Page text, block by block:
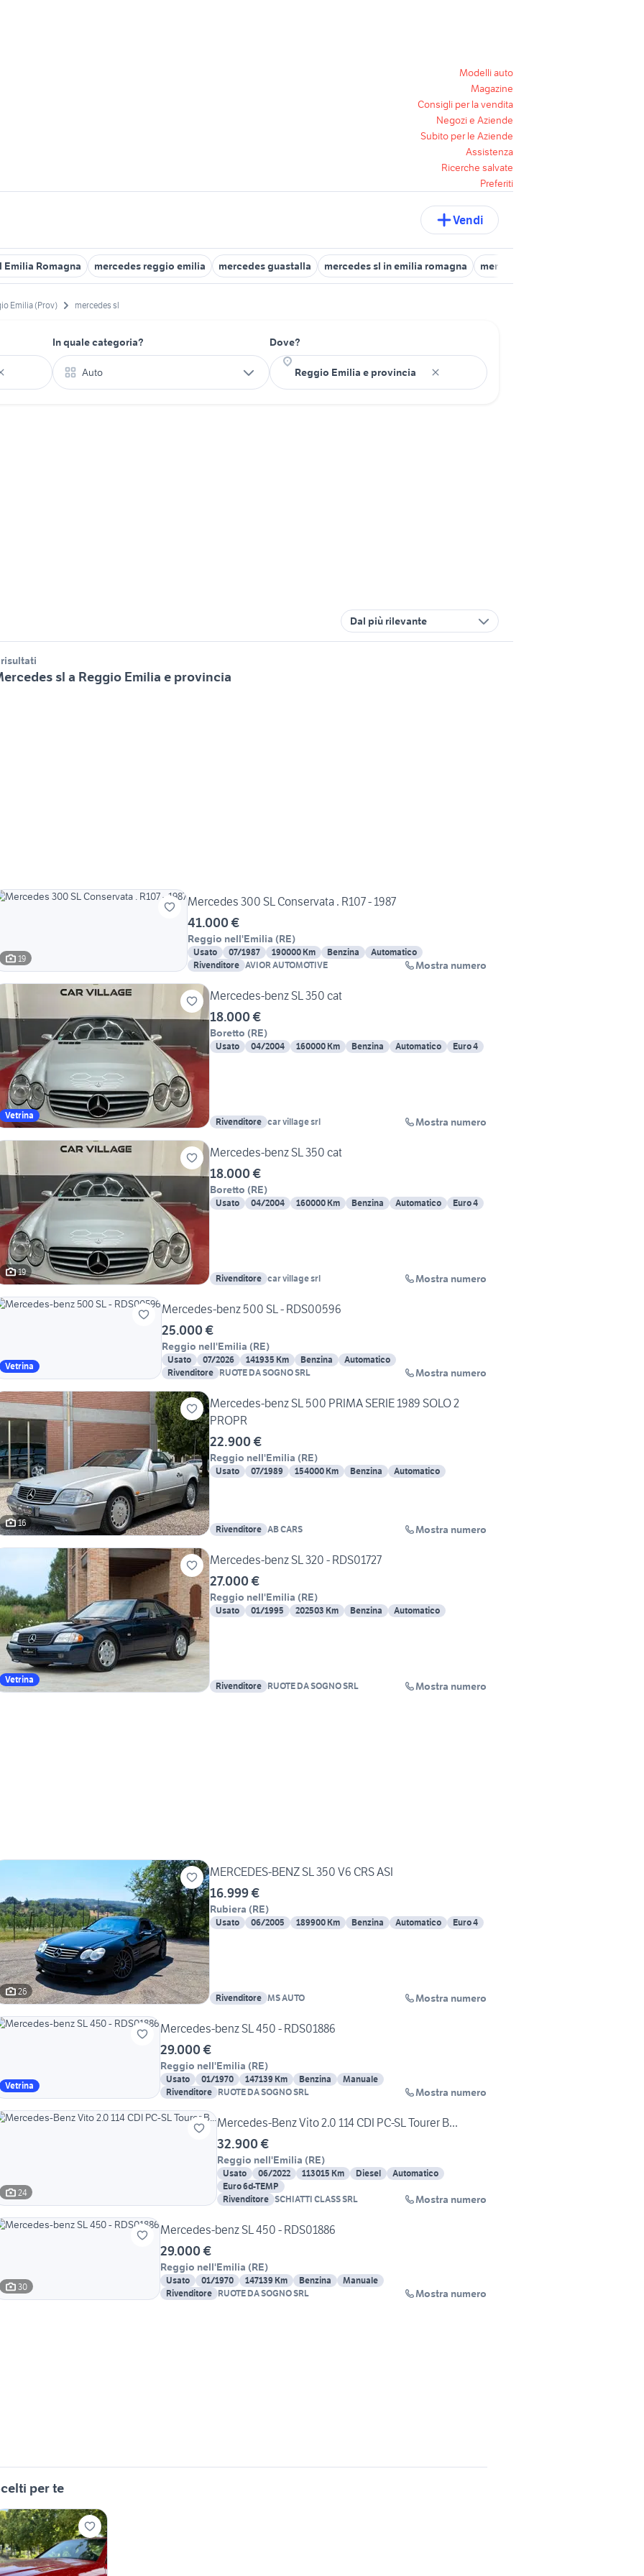
Modelli auto
Magazine
Consigli per la vendita
Negozi e Aziende
Subito per le Aziende
Assistenza
Ricerche salvate
Preferiti
Vendi
Emilia Romagna mercedes reggio emilia mercedes guastalla mercedes sl in emilia romagna mercedes auto Ferrara provincia
Emilia (Prov) mercedes sl
In quale categoria?
Auto
Dove?
Dal più rilevante
sl a Reggio Emilia e provincia
19
Mercedes 300 SL Conservata . R107 - 1987
41.000 €
Reggio nell'Emilia (RE)
Usato 07/1987 190000 Km Benzina
Automatico
Rivenditore AVIOR AUTOMOTIVE Mostra numero
Vetrina
Mercedes-benz SL 350 cat
18.000 €
Boretto (RE)
Usato 04/2004 160000 Km Benzina Automatico Euro 4
Rivenditore car village srl Mostra numero
19
Mercedes-benz SL 350 cat
18.000 €
Boretto (RE)
Usato 04/2004 160000 Km Benzina Automatico Euro 4
Rivenditore car village srl Mostra numero
Vetrina
Mercedes-benz 500 SL - RDS00596
25.000 €
Reggio nell'Emilia (RE)
Usato 07/2026 141935 Km Benzina
Automatico
Rivenditore RUOTE DA SOGNO SRL Mostra numero
16
Mercedes-benz SL 500 PRIMA SERIE 1989 SOLO 2
PROPR
22.900 €
Reggio nell'Emilia (RE)
Usato 07/1989 154000 Km Benzina Automatico
Rivenditore AB CARS Mostra numero
Vetrina
Mercedes-benz SL 320 - RDS01727
27.000 €
Reggio nell'Emilia (RE)
Usato 01/1995 202503 Km Benzina Automatico
Rivenditore RUOTE DA SOGNO SRL Mostra numero
26
MERCEDES-BENZ SL 350 V6 CRS ASI
16.999 €
Rubiera (RE)
Usato 06/2005 189900 Km Benzina Automatico Euro 4
Rivenditore MS AUTO Mostra numero
Vetrina
Mercedes-benz SL 450 - RDS01886
29.000 €
Reggio nell'Emilia (RE)
Usato 01/1970 147139 Km Benzina
Manuale
Rivenditore RUOTE DA SOGNO SRL Mostra numero
24
Mercedes-Benz Vito 2.0 114 CDI PC-SL Tourer B...
32.900 €
Reggio nell'Emilia (RE)
Usato 06/2022 113015 Km Diesel
Automatico
Euro 6d-TEMP
Rivenditore SCHIATTI CLASS SRL Mostra numero
30
Mercedes-benz SL 450 - RDS01886
29.000 €
Reggio nell'Emilia (RE)
Usato 01/1970 147139 Km Benzina
Manuale
Rivenditore RUOTE DA SOGNO SRL Mostra numero
per te